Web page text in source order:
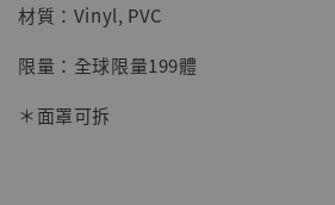
NT$ 5,580
材質：Vinyl, PVC
限量：全球限量199體
＊面罩可拆